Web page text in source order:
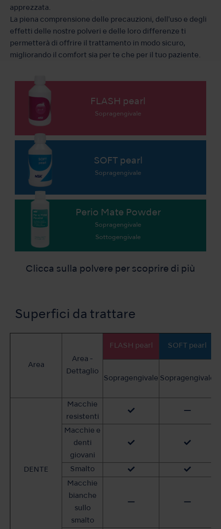
apprezzata.
La piena comprensione delle precauzioni, dell'uso e degli
effetti delle nostre polveri e delle loro differenze ti
permetterà di offrire il trattamento in modo sicuro,
migliorando il comfort sia per te che per il tuo paziente.
FLASH pearl
Sopragengivale
SOFT pearl
Sopragengivale
Perio Mate Powder
Sopragengivale
Sottogengivale
Clicca sulla polvere per scoprire di più
Superfici da trattare
Area
Area -
Dettaglio
FLASH pearl SOFT pearl
Sopragengivale Sopragengivale
DENTE
Macchie
resistenti
Macchie e
denti
giovani
Smalto
Macchie
bianche
sullo
smalto